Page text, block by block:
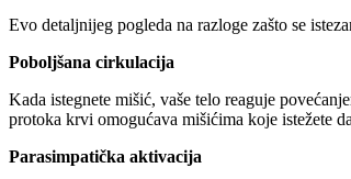
Evo detaljnijeg pogleda na razloge zašto se
Poboljšana cirkulacija
Kada istegnete mišić, vaše telo reaguje
protoka krvi omogućava mišićima koje istežete
Parasimpatička aktivacija